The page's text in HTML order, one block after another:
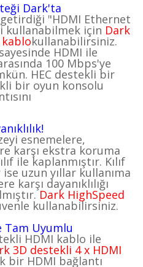
Dark'ta
getirdiği "HDMI Ethernet
kullanabilmek için Dark
kullanabilirsiniz.
sayesinde HDMI ile
100 Mbps'ye
HEC destekli bir
bir oyun konsolu
esnemelere,
karşı ekstra koruma
ile kaplanmıştır. Kılıf
uzun yıllar kullanıma
karşı dayanıklılığı
Dark HighSpeed
kullanabilirsiniz.
Tam Uyumlu
HDMI kablo ile
3D destekli 4 x HDMI
bir HDMI bağlantı